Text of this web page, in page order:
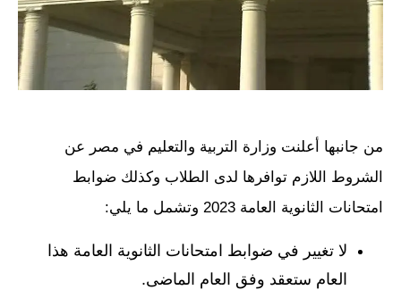
من جانبها أعلنت وزارة التربية والتعليم في مصر عن
الشروط اللازم توافرها لدى الطلاب وكذلك ضوابط
امتحانات الثانوية العامة 2023 وتشمل ما يلي:
لا تغيير في ضوابط امتحانات الثانوية العامة هذا
العام ستعقد وفق العام الماضى.